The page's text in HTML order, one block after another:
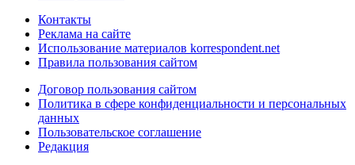
Контакты
Реклама на сайте
Использование материалов korrespondent.net
Правила пользования сайтом
Договор пользования сайтом
Политика в сфере конфиденциальности и персональных
данных
Пользовательское соглашение
Редакция